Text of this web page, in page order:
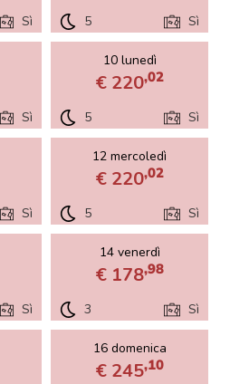
Sì 5 Sì
Sì
10 lunedì
€ 220,02
5 Sì
Sì
12 mercoledì
€ 220,02
5 Sì
Sì
14 venerdì
€ 178,98
3 Sì
16 domenica
€ 245,10